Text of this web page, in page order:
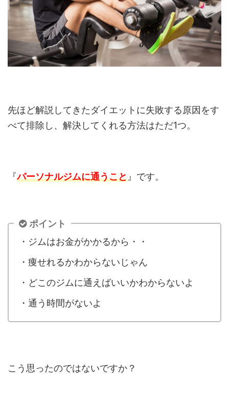
先ほど解説してきたダイエットに失敗する原因をす
べて排除し、解決してくれる方法はただ1つ。
『パーソナルジムに通うこと 』です。
ポイント
・ジムはお金がかかるから・・
・痩せれるかわからないじゃん
・どこのジムに通えばいいかわからないよ
・通う時間がないよ
こう思ったのではないですか？